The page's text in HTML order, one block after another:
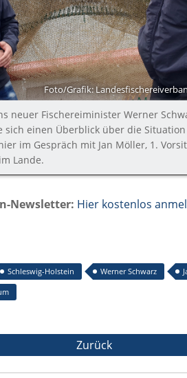
Foto/Grafik:
neuer Fischereiminister Werner
sich einen Überblick über die
im Gespräch mit Jan Möller, 1.
Lande.
Newsletter: Hier kostenlos
Schleswig-Holstein Werner Schwarz
Zurück